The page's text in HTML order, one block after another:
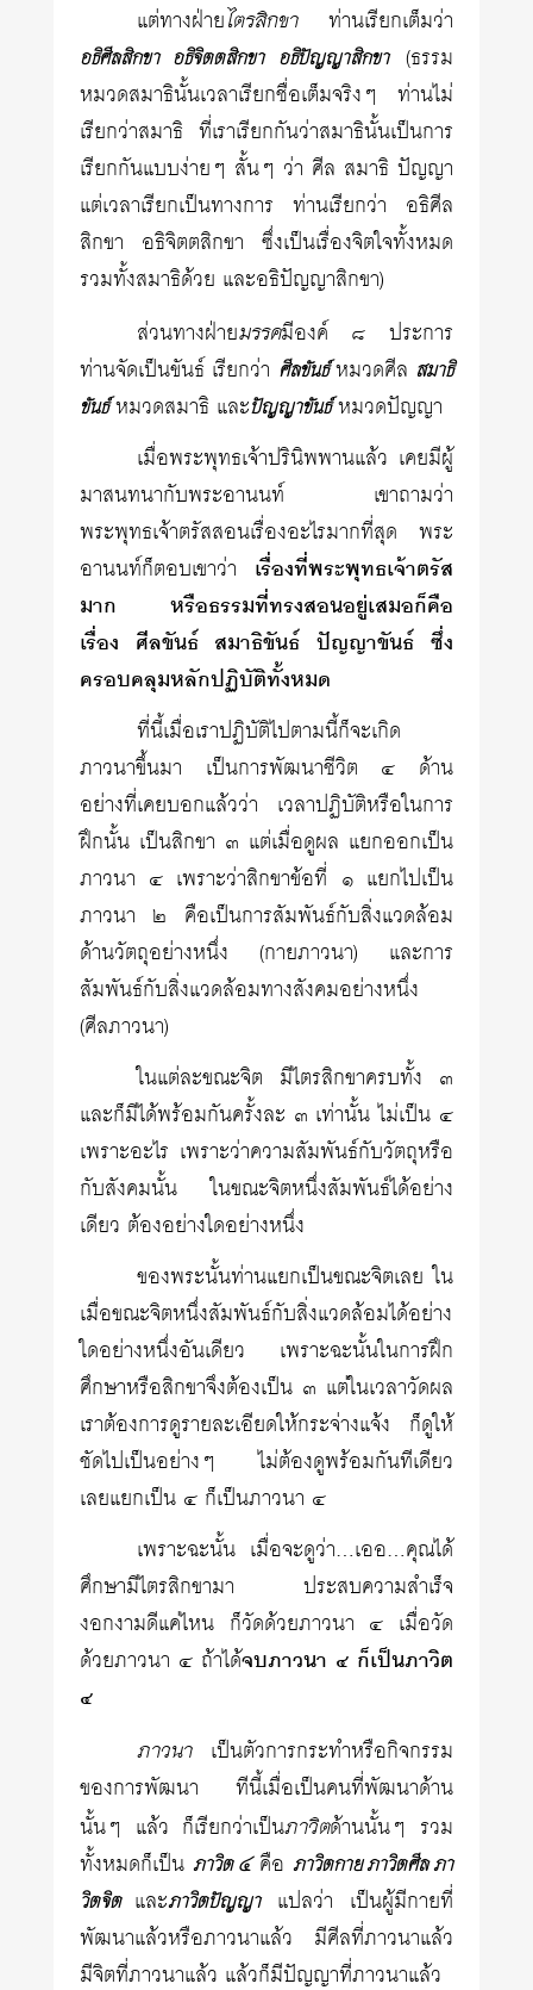
แต่ทางฝ่ายไตรสิกขาท่านเรียกเต็มว่า
อธิศีลสิกขา อธิจิตตสิกขา อธิปัญญาสิกขา(ธรรม
หมวดสมาธินั้นเวลาเรียกชื่อเต็มจริงๆ ท่านไม่
เรียกว่าสมาธิ ที่เราเรียกกันว่าสมาธินั้นเป็นการ
เรียกกันแบบง่ายๆ สั้นๆ ว่า ศีล สมาธิ ปัญญา
แต่เวลาเรียกเป็นทางการ ท่านเรียกว่า อธิศีล
สิกขา อธิจิตตสิกขา ซึ่งเป็นเรื่องจิตใจทั้งหมด
รวมทั้งสมาธิด้วย และอธิปัญญาสิกขา)
ส่วนทางฝ่ายมรรคมีองค์ ๘ ประการ
ท่านจัดเป็นขันธ์ เรียกว่า ศีลขันธ์หมวดศีล สมาธิ
ขันธ์หมวดสมาธิ และปัญญาขันธ์หมวดปัญญา
เมื่อพระพุทธเจ้าปรินิพพานแล้ว เคยมีผู้
มาสนทนากับพระอานนท์ เขาถามว่า
พระพุทธเจ้าตรัสสอนเรื่องอะไรมากที่สุด พระ
อานนท์ก็ตอบเขาว่า เรื่องที่พระพุทธเจ้าตรัส
มาก หรือธรรมที่ทรงสอนอยู่เสมอก็คือ
เรื่อง ศีลขันธ์ สมาธิขันธ์ ปัญญาขันธ์ ซึ่ง
ครอบคลุมหลักปฏิบัติทั้งหมด
ที่นี้เมื่อเราปฏิบัติไปตามนี้ก็จะเกิด
ภาวนาขึ้นมา เป็นการพัฒนาชีวิต ๔ ด้าน
อย่างที่เคยบอกแล้วว่า เวลาปฏิบัติหรือในการ
ฝึกนั้น เป็นสิกขา ๓ แต่เมื่อดูผล แยกออกเป็น
ภาวนา ๔ เพราะว่าสิกขาข้อที่ ๑ แยกไปเป็น
ภาวนา ๒ คือเป็นการสัมพันธ์กับสิ่งแวดล้อม
ด้านวัตถุอย่างหนึ่ง (กายภาวนา) และการ
สัมพันธ์กับสิ่งแวดล้อมทางสังคมอย่างหนึ่ง
(ศีลภาวนา)
ในแต่ละขณะจิต มีไตรสิกขาครบทั้ง ๓
และก็มีได้พร้อมกันครั้งละ ๓ เท่านั้น ไม่เป็น ๔
เพราะอะไร เพราะว่าความสัมพันธ์กับวัตถุหรือ
กับสังคมนั้น ในขณะจิตหนึ่งสัมพันธ์ได้อย่าง
เดียว ต้องอย่างใดอย่างหนึ่ง
ของพระนั้นท่านแยกเป็นขณะจิตเลย ใน
เมื่อขณะจิตหนึ่งสัมพันธ์กับสิ่งแวดล้อมได้อย่าง
ใดอย่างหนึ่งอันเดียว เพราะฉะนั้นในการฝึก
ศึกษาหรือสิกขาจึงต้องเป็น ๓ แต่ในเวลาวัดผล
เราต้องการดูรายละเอียดให้กระจ่างแจ้ง ก็ดูให้
ชัดไปเป็นอย่างๆ ไม่ต้องดูพร้อมกันทีเดียว
เลยแยกเป็น ๔ ก็เป็นภาวนา ๔
เพราะฉะนั้น เมื่อจะดูว่า…เออ…คุณได้
ศึกษามีไตรสิกขามา ประสบความสำเร็จ
งอกงามดีแค่ไหน ก็วัดด้วยภาวนา ๔ เมื่อวัด
ด้วยภาวนา ๔ ถ้าได้จบภาวนา ๔ ก็เป็นภาวิต
๔
ภาวนาเป็นตัวการกระทำหรือกิจกรรม
ของการพัฒนา ทีนี้เมื่อเป็นคนที่พัฒนาด้าน
นั้นๆ แล้ว ก็เรียกว่าเป็นภาวิตด้านนั้นๆ รวม
ทั้งหมดก็เป็นภาวิต ๔คือ ภาวิตกาย ภาวิตศีล ภา
วิตจิต และภาวิตปัญญาแปลว่า เป็นผู้มีกายที่
พัฒนาแล้วหรือภาวนาแล้ว มีศีลที่ภาวนาแล้ว
มีจิตที่ภาวนาแล้ว แล้วก็มีปัญญาที่ภาวนาแล้ว